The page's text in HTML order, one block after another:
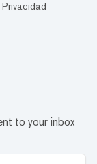
to your inbox